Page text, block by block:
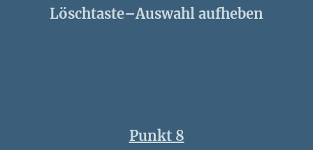
Löschtaste–Auswahl aufheben
Punkt 8